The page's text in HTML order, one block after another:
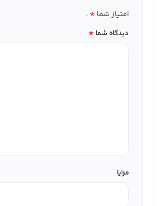
امتیاز شما *
دیدگاه شما *
مزایا